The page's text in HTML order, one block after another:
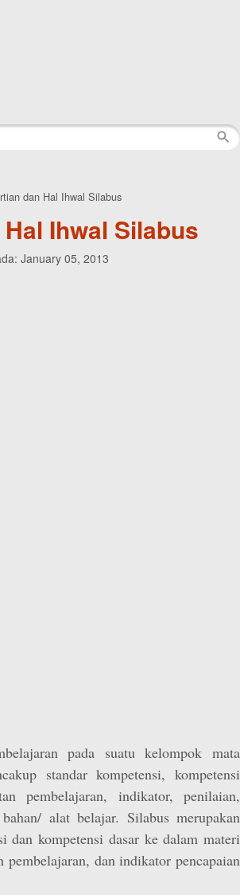
dan Hal Ihwal Silabus
Ihwal Silabus
January 05, 2013
pada suatu kelompok mata
standar kompetensi, kompetensi
pembelajaran, indikator, penilaian,
alat belajar. Silabus merupakan
dan kompetensi dasar ke dalam materi
pembelajaran, dan indikator pencapaian